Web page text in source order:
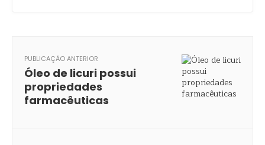
PUBLICAÇÃO ANTERIOR
Óleo de licuri possui
propriedades
farmacêuticas